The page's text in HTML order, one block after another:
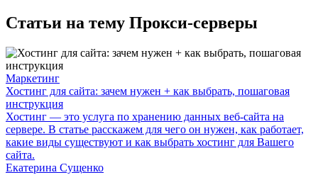
Статьи на тему Прокси-серверы
Маркетинг
Хостинг для сайта: зачем нужен + как выбрать, пошаговая
инструкция
Хостинг — это услуга по хранению данных веб-сайта на
сервере. В статье расскажем для чего он нужен, как работает,
какие виды существуют и как выбрать хостинг для Вашего
сайта.
Екатерина Сущенко